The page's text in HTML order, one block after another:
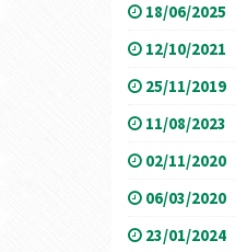
18/06/2025
12/10/2021
25/11/2019
11/08/2023
02/11/2020
06/03/2020
23/01/2024